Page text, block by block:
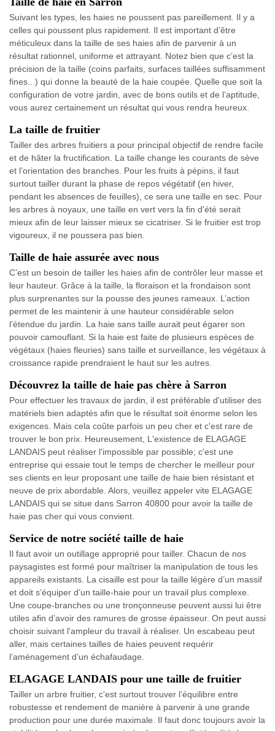
Suivant les types, les haies ne poussent pas pareillement. Il y a
celles qui poussent plus rapidement. Il est important d’être
méticuleux dans la taille de ses haies afin de parvenir à un
résultat rationnel, uniforme et attrayant. Notez bien que c’est la
précision de la taille (coins parfaits, surfaces taillées suffisamment
fines...) qui donne la beauté de la haie coupée. Quelle que soit la
configuration de votre jardin, avec de bons outils et de l’aptitude,
vous aurez certainement un résultat qui vous rendra heureux.
La taille de fruitier
Tailler des arbres fruitiers a pour principal objectif de rendre facile
et de hâter la fructification. La taille change les courants de sève
et l’orientation des branches. Pour les fruits à pépins, il faut
surtout tailler durant la phase de repos végétatif (en hiver,
pendant les absences de feuilles), ce sera une taille en sec. Pour
les arbres à noyaux, une taille en vert vers la fin d'été serait
mieux afin de leur laisser mieux se cicatriser. Si le fruitier est trop
vigoureux, il ne poussera pas bien.
Taille de haie assurée avec nous
C’est un besoin de tailler les haies afin de contrôler leur masse et
leur hauteur. Grâce à la taille, la floraison et la frondaison sont
plus surprenantes sur la pousse des jeunes rameaux. L’action
permet de les maintenir à une hauteur considérable selon
l’étendue du jardin. La haie sans taille aurait peut égarer son
pouvoir camouflant. Si la haie est faite de plusieurs espèces de
végétaux (haies fleuries) sans taille et surveillance, les végétaux à
croissance rapide prendraient le haut sur les autres.
Découvrez la taille de haie pas chère à Sarron
Pour effectuer les travaux de jardin, il est préférable d'utiliser des
matériels bien adaptés afin que le résultat soit énorme selon les
exigences. Mais cela coûte parfois un peu cher et c'est rare de
trouver le bon prix. Heureusement, L'existence de ELAGAGE
LANDAIS peut réaliser l'impossible par possible; c'est une
entreprise qui essaie tout le temps de chercher le meilleur pour
ses clients en leur proposant une taille de haie bien résistant et
neuve de prix abordable. Alors, veuillez appeler vite ELAGAGE
LANDAIS qui se situe dans Sarron 40800 pour avoir la taille de
haie pas cher qui vous convient.
Service de notre société taille de haie
Il faut avoir un outillage approprié pour tailler. Chacun de nos
paysagistes est formé pour maîtriser la manipulation de tous les
appareils existants. La cisaille est pour la taille légère d’un massif
et doit s’équiper d’un taille-haie pour un travail plus complexe.
Une coupe-branches ou une tronçonneuse peuvent aussi lui être
utiles afin d’avoir des ramures de grosse épaisseur. On peut aussi
choisir suivant l’ampleur du travail à réaliser. Un escabeau peut
aller, mais certaines tailles de haies peuvent requérir
l’aménagement d’un échafaudage.
ELAGAGE LANDAIS pour une taille de fruitier
Tailler un arbre fruitier, c'est surtout trouver l’équilibre entre
robustesse et rendement de manière à parvenir à une grande
production pour une durée maximale. Il faut donc toujours avoir la